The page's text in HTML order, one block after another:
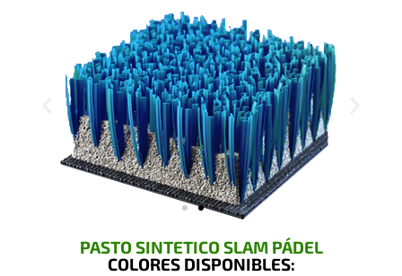
PASTO SINTETICO SLAM PÁDEL
COLORES DISPONIBLES: